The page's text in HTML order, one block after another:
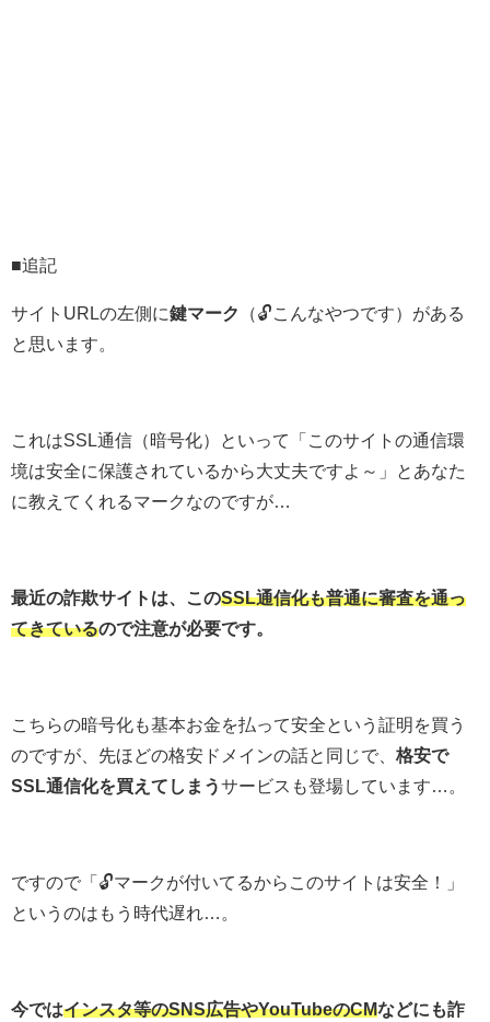
■追記
サイトURLの左側に鍵マーク
（🔓こんなやつです）がある
と思います。
これはSSL通信（暗号化）といって「このサイトの通信環
境は安全に保護されているから大丈夫ですよ～」とあなた
に教えてくれるマーク なのですが…
最近の詐欺サイトは、このSSL通信化も普通に審査を通っ
てきているので注意が必要です。
こちらの暗号化も基本お金を払って安全という証明を買う
のですが、先ほどの格安ドメインの話と同じで、 格安で
SSL通信化を買えてしまうサービスも登場しています…。
ですので「🔓マークが付いてるからこのサイトは安全！」
というのはもう時代遅れ…。
今ではインスタ等のSNS広告やYouTubeのCMなどにも詐